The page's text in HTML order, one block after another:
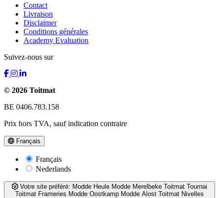
Contact
Livraison
Disclaimer
Conditions générales
Academy Evaluation
Suivez-nous sur
© 2026 Toitmat
BE 0406.783.158
Prix hors TVA, sauf indication contraire
Français
Français
Nederlands
Votre site préféré: Modde Heule Modde Merelbeke Toitmat Tournai
Toitmat Frameries Modde Oostkamp Modde Alost Toitmat Nivelles